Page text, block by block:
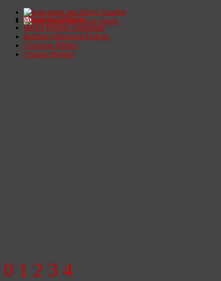
Inicio Español
Inicio Inglés
Ministerios Hebrón
Iglesia Hebrón Guatemala
Instituto Ministerial Hebrón
Concurso Bíblico
Colegio Hebrón
0 1 2 3 4